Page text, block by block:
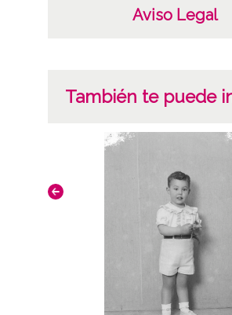
Aviso Legal
También te puede